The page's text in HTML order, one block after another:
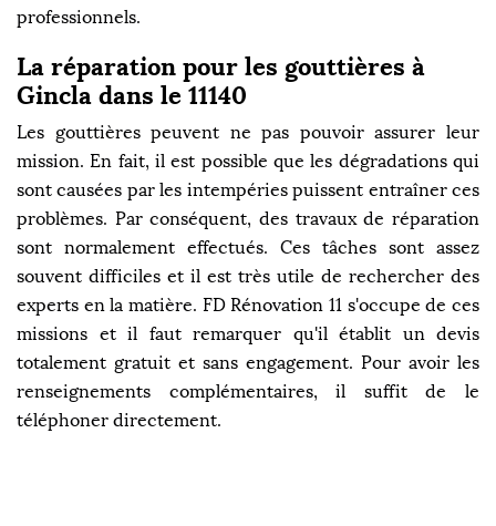
professionnels.
La réparation pour les gouttières à
Gincla dans le 11140
Les gouttières peuvent ne pas pouvoir assurer leur
mission. En fait, il est possible que les dégradations qui
sont causées par les intempéries puissent entraîner ces
problèmes. Par conséquent, des travaux de réparation
sont normalement effectués. Ces tâches sont assez
souvent difficiles et il est très utile de rechercher des
experts en la matière. FD Rénovation 11 s'occupe de ces
missions et il faut remarquer qu'il établit un devis
totalement gratuit et sans engagement. Pour avoir les
renseignements complémentaires, il suffit de le
téléphoner directement.